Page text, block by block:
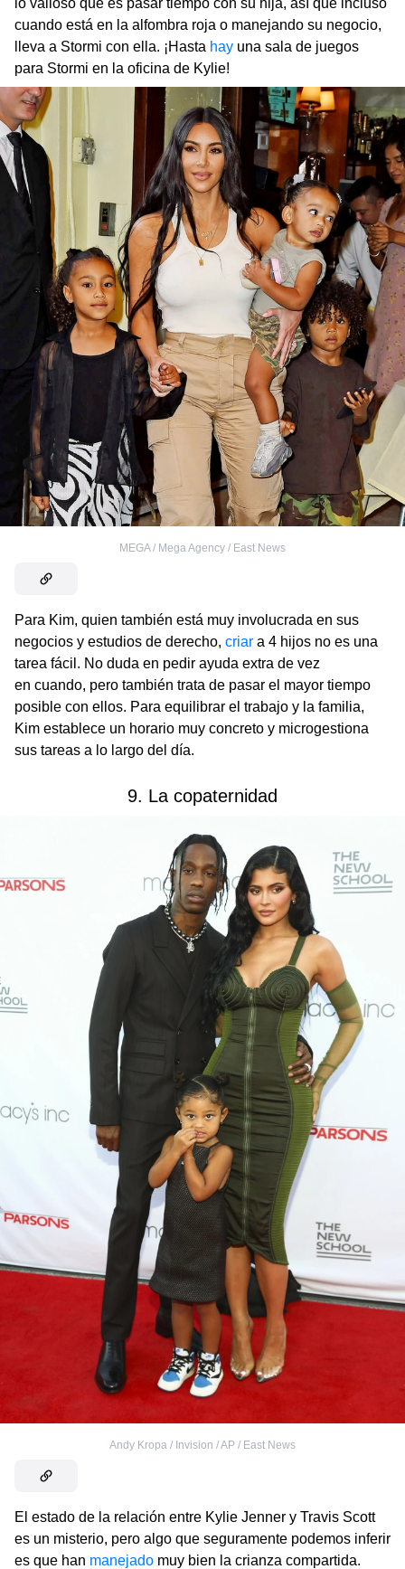
cuando está en la alfombra roja o manejando su negocio,
lleva a Stormi con ella. ¡Hasta hay una sala de juegos
para Stormi en la oficina de Kylie!
MEGA / Mega Agency / East News
Para Kim, quien también está muy involucrada en sus
negocios y estudios de derecho, criar a 4 hijos no es una
tarea fácil. No duda en pedir ayuda extra de vez
en cuando, pero también trata de pasar el mayor tiempo
posible con ellos. Para equilibrar el trabajo y la familia,
Kim establece un horario muy concreto y microgestiona
sus tareas a lo largo del día.
9. La copaternidad
Andy Kropa / Invision / AP / East News
El estado de la relación entre Kylie Jenner y Travis Scott
es un misterio, pero algo que seguramente podemos inferir
es que han manejado muy bien la crianza compartida.